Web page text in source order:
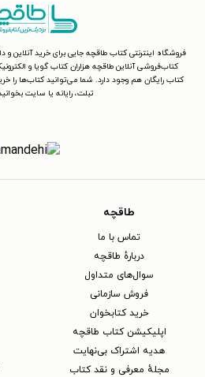
فروشگاه اینترنتی کتاب طاقچه جایی برای خرید آنلاین
کتاب‌فروشی آنلاین طاقچه هزاران کتاب گویا و
کتاب رایگان هم وجود دارد. شما می‌توانید کتاب‌ها را
تبلت، رایانه یا سایت
طاقچه
تماس با ما
دربارهٔ طاقچه
سوال‌های متداول
فروش سازمانی
خرید کتابخوان
اپلیکیشن کتاب طاقچه
هدیه اشتراک بی‌نهایت
مجلهٔ معرفی و نقد کتاب